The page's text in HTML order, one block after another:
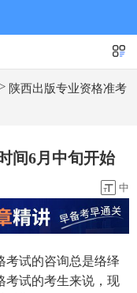
陕西出版专业资格准考
间6月中旬开始
中
考试的咨询总是络绎
考试的考生来说，现